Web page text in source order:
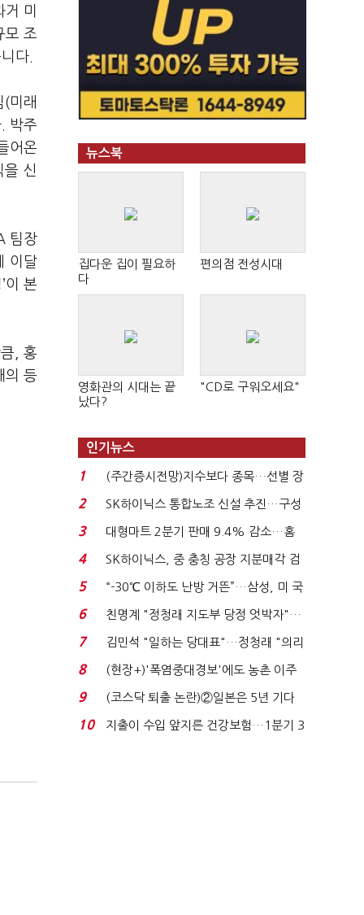
미
모 조
다
(미래
.
박주
어온
을 신
팀장
이달
’이 본
홍
의 등
뉴스북
집다운 집이 필요하
다
편의점 전성시대
영화관의 시대는 끝
났다?
"CD로 구워오세요"
인기뉴스
1
(주간증시전망)지수보다 종목…선별 장
세 이어진다...
2
SK하이닉스 통합노조 신설 추진…구성
원간 성과급 불...
3
대형마트 2분기 판매 9.4% 감소…홈
플러스 사태 여파...
4
SK하이닉스, 중 충칭 공장 지분매각 검
토?…“확정된 바...
5
“-30℃ 이하도 난방 거뜬”…삼성, 미 국
립연구소와 개...
6
친명계 "정청래 지도부 당정 엇박자"…
친청계 "신천지 오...
7
김민석 "일하는 당대표"…정청래 "의리
가 제일 중요"...
8
(현장+)'폭염중대경보'에도 농촌 이주
노동자는 강행군…'야...
9
(코스닥 퇴출 논란)②일본은 5년 기다
려주는데 우리는 ...
10
지출이 수입 앞지른 건강보험…1분기 3